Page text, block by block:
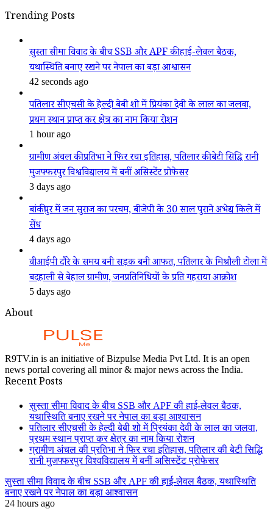
Trending Posts
सुस्ता सीमा विवाद के बीच SSB और APF की हाई-लेवल बैठक,
यथास्थिति बनाए रखने पर नेपाल का बड़ा आश्वासन
42 seconds ago
पतिलार सीएचसी के हेल्दी बेबी शो में प्रियंका देवी के लाल का जलवा,
प्रथम स्थान प्राप्त कर क्षेत्र का नाम किया रोशन
1 hour ago
ग्रामीण अंचल की प्रतिभा ने फिर रचा इतिहास, पतिलार की बेटी सिद्धि रानी
मुजफ्फरपुर विश्वविद्यालय में बनीं असिस्टेंट प्रोफेसर
3 days ago
बांकीपुर में जन सुराज का परचम, बीजेपी के 30 साल पुराने अभेद्य किले में
सेंध
4 days ago
वीआईपी दौरे के समय बनी सड़क बनी आफत, पतिलार के मिश्रौली टोला में
बदहाली से बेहाल ग्रामीण, जनप्रतिनिधियों के प्रति गहराया आक्रोश
5 days ago
About
R9TV.in is an initiative of Bizpulse Media Pvt Ltd. It is an open
news portal covering all minor & major news across the India.
Recent Posts
सुस्ता सीमा विवाद के बीच SSB और APF की हाई-लेवल बैठक,
यथास्थिति बनाए रखने पर नेपाल का बड़ा आश्वासन
पतिलार सीएचसी के हेल्दी बेबी शो में प्रियंका देवी के लाल का जलवा,
प्रथम स्थान प्राप्त कर क्षेत्र का नाम किया रोशन
ग्रामीण अंचल की प्रतिभा ने फिर रचा इतिहास, पतिलार की बेटी सिद्धि
रानी मुजफ्फरपुर विश्वविद्यालय में बनीं असिस्टेंट प्रोफेसर
सुस्ता सीमा विवाद के बीच SSB और APF की हाई-लेवल बैठक, यथास्थिति
बनाए रखने पर नेपाल का बड़ा आश्वासन
24 hours ago